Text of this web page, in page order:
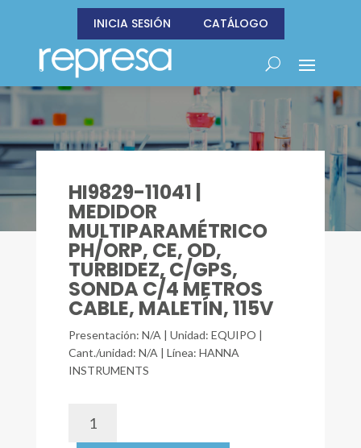
INICIA SESIÓN CATÁLOGO
HI9829-11041 |
MEDIDOR
MULTIPARAMÉTRICO
PH/ORP, CE, OD,
TURBIDEZ, C/GPS,
SONDA C/4 METROS
CABLE, MALETÍN, 115V
Presentación: N/A | Unidad: EQUIPO |
Cant./unidad: N/A | Línea: HANNA
INSTRUMENTS
11041